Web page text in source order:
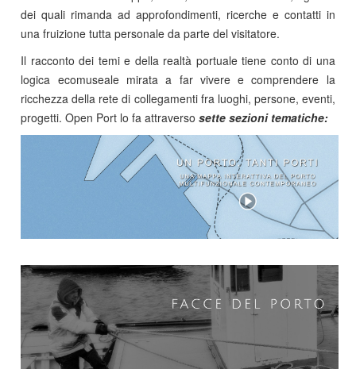
dei quali rimanda ad approfondimenti, ricerche e contatti in
una fruizione tutta personale da parte del visitatore.
Il racconto dei temi e della realtà portuale tiene conto di una
logica ecomuseale mirata a far vivere e comprendere la
ricchezza della rete di collegamenti fra luoghi, persone, eventi,
progetti. Open Port lo fa attraverso sette sezioni tematiche: